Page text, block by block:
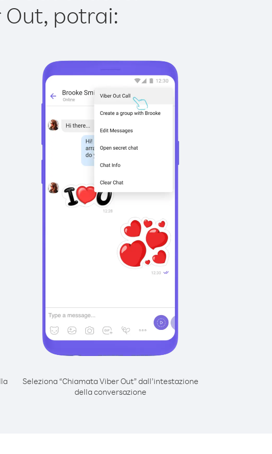
potrai:
Seleziona “Chiamata Viber Out” dall’intestazione
della conversazione